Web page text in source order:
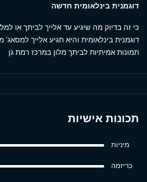
דוגמנית בינלאומית חדשה
כי זה בדיוק מה שיגיע עד אלייך לביתך או
דוגמנית בינלאומית והיא תגיע אלייך למסאג'
תמונות אמיתיות לביתך מלון במרכז רמת גן
תכונות אישיות
מיניות
כריזמה